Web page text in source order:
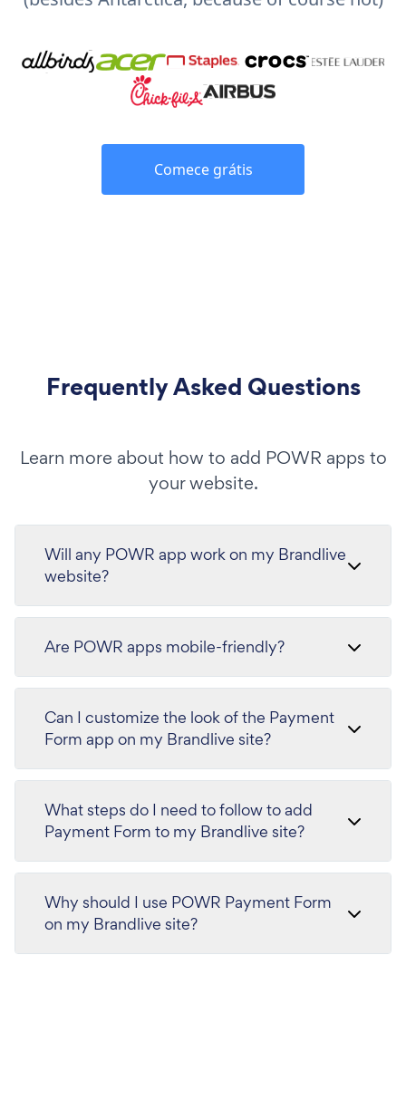
Comece grátis
Frequently Asked Questions
Learn more about how to add POWR apps to
your website.
Will any POWR app work on my Brandlive
website?
Are POWR apps mobile-friendly?
Can I customize the look of the Payment
Form app on my Brandlive site?
What steps do I need to follow to add
Payment Form to my Brandlive site?
Why should I use POWR Payment Form
on my Brandlive site?